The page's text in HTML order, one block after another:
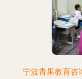
宁波青果教育咨